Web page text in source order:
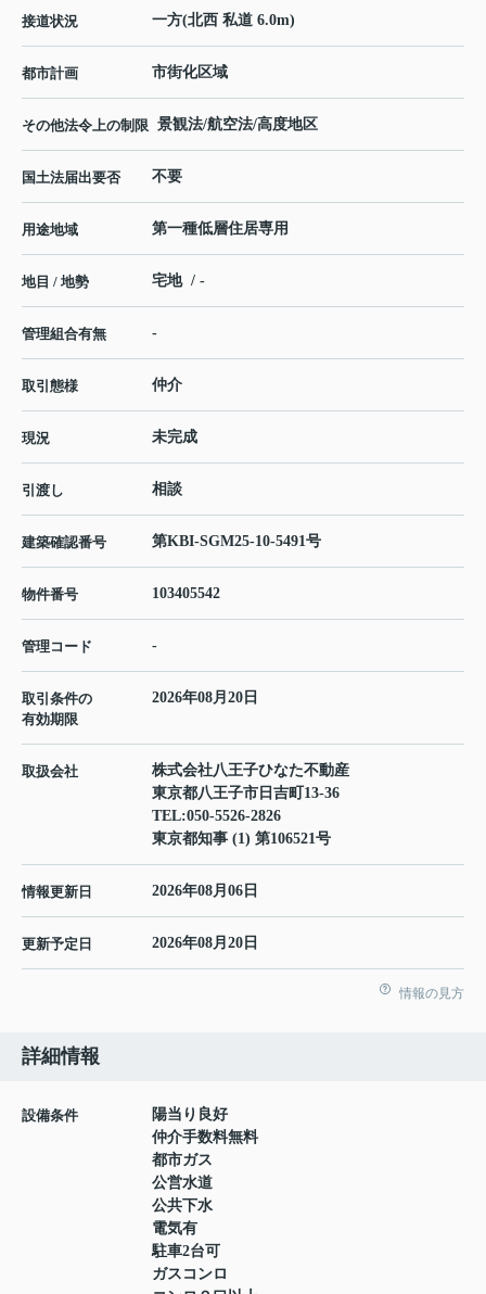
接道状況 一方(北西 私道 6.0m)
都市計画 市街化区域
その他法令上の制限 景観法/航空法/高度地区
国土法届出要否 不要
用途地域 第一種低層住居専用
地目 / 地勢 宅地 / -
管理組合有無 -
取引態様 仲介
現況 未完成
引渡し 相談
建築確認番号 第KBI-SGM25-10-5491号
物件番号 103405542
管理コード -
取引条件の
有効期限
2026年08月20日
取扱会社
株式会社八王子ひなた不動産
東京都八王子市日吉町13-36
TEL:050-5526-2826
東京都知事 (1) 第106521号
情報更新日 2026年08月06日
更新予定日 2026年08月20日
情報の見方
詳細情報
設備条件
陽当り良好
仲介手数料無料
都市ガス
公営水道
公共下水
電気有
駐車2台可
ガスコンロ